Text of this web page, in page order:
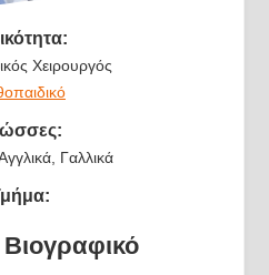
Χειρουργός
Γαλλικά